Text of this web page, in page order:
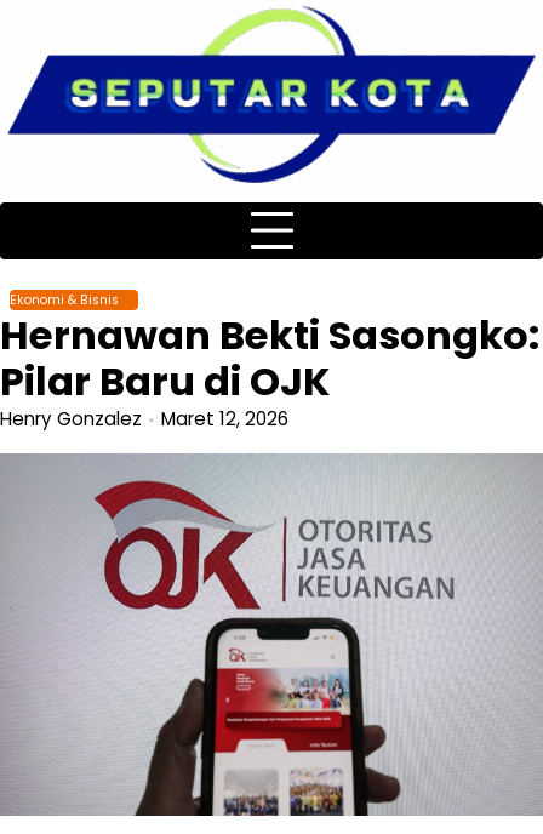
content
Ekonomi & Bisnis
Hernawan Bekti Sasongko:
Pilar Baru di OJK
Henry Gonzalez Maret 12, 2026